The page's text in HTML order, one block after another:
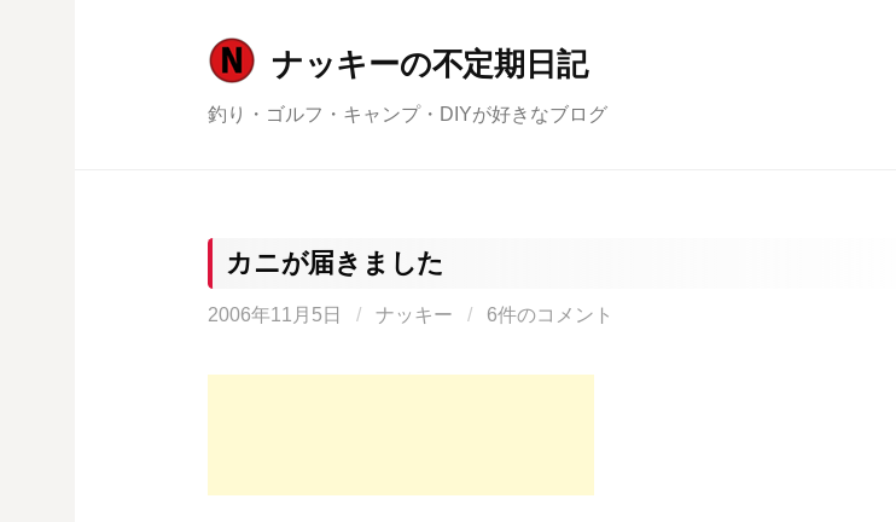
ナッキーの不定期日記
釣り・ゴルフ・キャンプ・DIYが好きなブログ
カニが届きました
2006年11月5日 / ナッキー / 6件のコメント